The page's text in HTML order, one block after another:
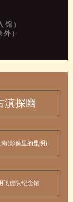
馆)
外)
滇探幽
南(影像里的昆明)
飞虎队纪念馆